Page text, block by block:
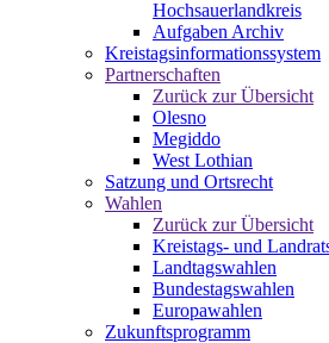
Hochsauerlandkreis
Aufgaben Archiv
Kreistagsinformationssystem
Partnerschaften
Zurück zur Übersicht
Olesno
Megiddo
West Lothian
Satzung und Ortsrecht
Wahlen
Zurück zur Übersicht
Kreistags- und
Landtagswahlen
Bundestagswahlen
Europawahlen
Zukunftsprogramm